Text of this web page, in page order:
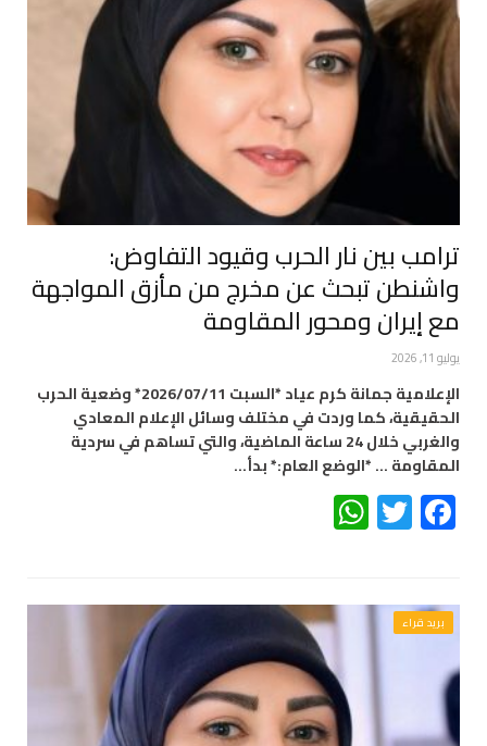
ترامب بين نار الحرب وقيود التفاوض:
واشنطن تبحث عن مخرج من مأزق المواجهة
مع إيران ومحور المقاومة
يوليو 11, 2026
الإعلامية جمانة كرم عياد *السبت 2026/07/11* وضعية الحرب
الحقيقية، كما وردت في مختلف وسائل الإعلام المعادي
والغربي خلال 24 ساعة الماضية، والتي تساهم في سردية
المقاومة … *الوضع العام:* بدأ…
Facebook
Twitter
بريد قراء